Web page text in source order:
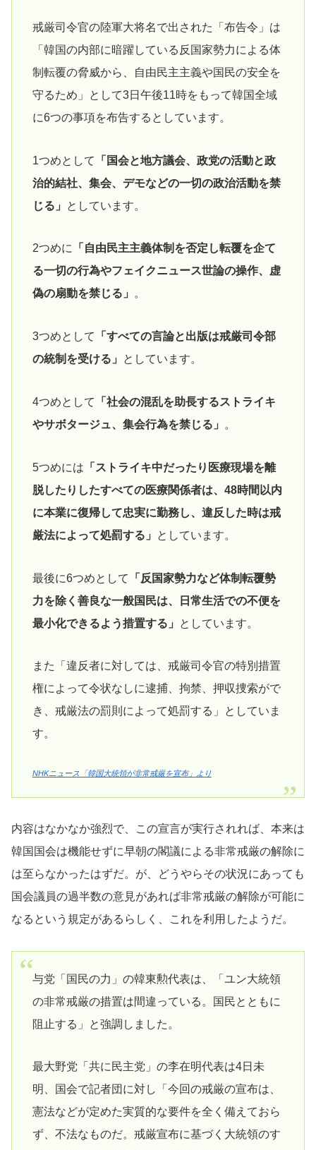
戒厳司令官の陸軍大将名で出された「布告令」は
「韓国の内部に暗躍している反国家勢力による体
制転覆の脅威から、自由民主主義や国民の安全を
守るため」として3日午後11時をもって韓国全域
に6つの事項を布告するとしています。
1つめとして
「国会と地方議会、政党の活動と政
治的結社、集会、デモなどの一切の政治活動を禁
じる」
としています。
2つめに
「自由民主主義体制を否定し転覆を企て
る一切の行為やフェイクニュース世論の操作、虚
偽の扇動を禁じる」
。
3つめとして
「すべての言論と出版は戒厳司令部
の統制を受ける」
としています。
4つめとして
「社会の混乱を助長するストライキ
やサボタージュ、集会行為を禁じる」
。
5つめには 「ストライキ中だったり医療現場を離
脱したりしたすべての医療関係者は、48時間以内
に本業に復帰して忠実に勤務し、違反した時は戒
厳法によって処罰する」
としています。
最後に6つめとして
「反国家勢力など体制転覆勢
力を除く善良な一般国民は、日常生活での不便を
最小化できるよう措置する」
としています。
また「違反者に対しては、戒厳司令官の特別措置
権によって令状なしに逮捕、拘禁、押収捜索がで
き、戒厳法の罰則によって処罰する」としていま
す。
NHKニュース「韓国大統領が非常戒厳を宣布」より
内容はなかなか強烈で、この宣言が実行されれば、本来は
韓国国会は機能せずに早朝の閣議による非常戒厳の解除に
は至らなかったはずだ。が、どうやらその状況にあっても
国会議員の過半数の意見があれば非常戒厳の解除が可能に
なるという規定があるらしく、これを利用したようだ。
与党「国民の力」の韓東勲代表は、「ユン大統領
の非常戒厳の措置は間違っている。国民とともに
阻止する」と強調しました。
最大野党「共に民主党」の李在明代表は4日未
明、国会で記者団に対し「今回の戒厳の宣布は、
憲法などが定めた実質的な要件を全く備えておら
ず、不法なものだ。戒厳宣布に基づく大統領のす